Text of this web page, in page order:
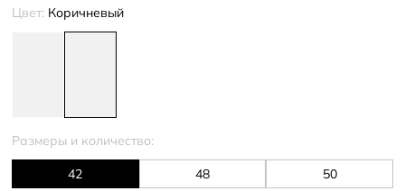
Цвет: Коричневый
Размеры и количество:
42 48 50